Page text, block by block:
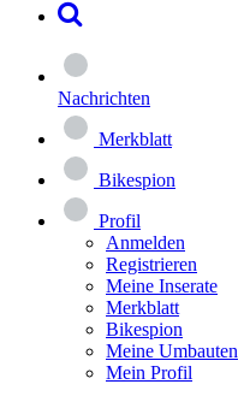
Nachrichten
Merkblatt
Bikespion
Profil
Anmelden
Registrieren
Meine Inserate
Merkblatt
Bikespion
Meine Umbauten
Mein Profil